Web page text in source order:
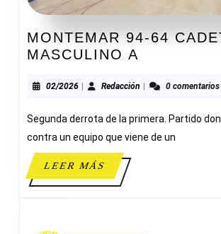
MONTEMAR 94-64
MASCULINO A
64
A
02/202602/2026Redacción Redacción0 comentarios
Segunda derrota de la primera. Partido
contra un equipo que viene de un
LEER MÁSLEER
MÁS